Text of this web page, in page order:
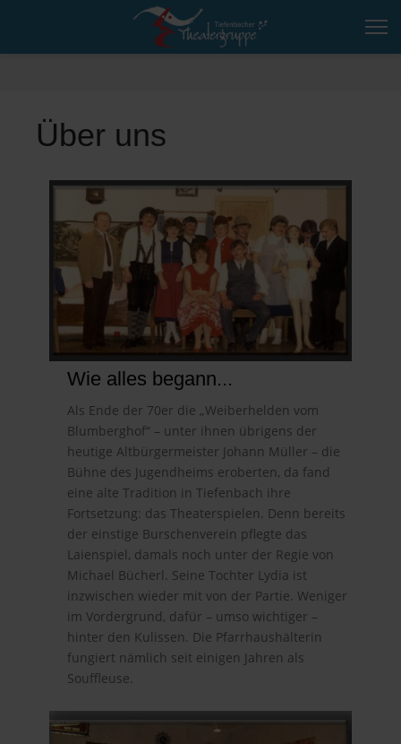
Über uns
Wie alles begann...
Als Ende der 70er die „Weiberhelden vom
Blumberghof“ – unter ihnen übrigens der
heutige Altbürgermeister Johann Müller – die
Bühne des Jugendheims eroberten, da fand
eine alte Tradition in Tiefenbach ihre
Fortsetzung: das Theaterspielen. Denn bereits
der einstige Burschenverein pflegte das
Laienspiel, damals noch unter der Regie von
Michael Bücherl. Seine Tochter Lydia ist
inzwischen wieder mit von der Partie. Weniger
im Vordergrund, dafür – umso wichtiger –
hinter den Kulissen. Die Pfarrhaushälterin
fungiert nämlich seit einigen Jahren als
Souffleuse.